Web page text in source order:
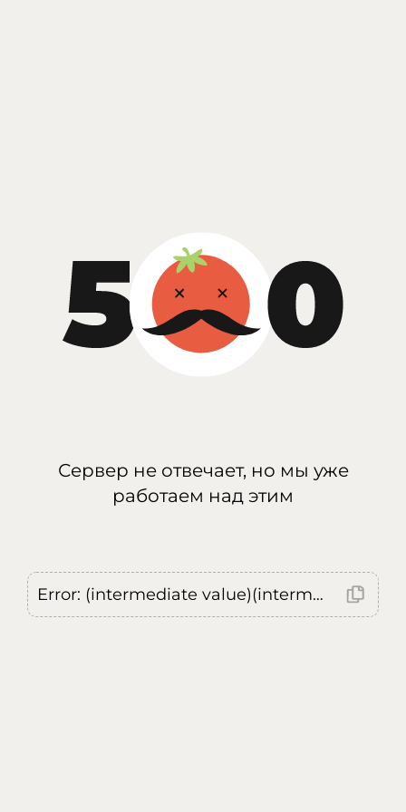
Сервер не отвечает, но мы уже
работаем над этим
Error: (intermediate value)(intermediate value)(intermediate value).replaceAll is not a function